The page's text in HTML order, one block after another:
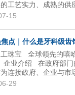
工艺实力、成熟的供
核心合作服务商。
温度的艺术载体。
珠宝，精准定位为
供应服务。 02 核心
15
点｜什么是牙科级
工珠宝 全球领先的嘻
业介绍 在政府部门
连接政府、企业与市
珠宝企业，助力番
29